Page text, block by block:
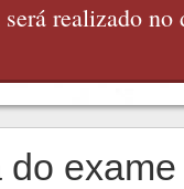
realizado